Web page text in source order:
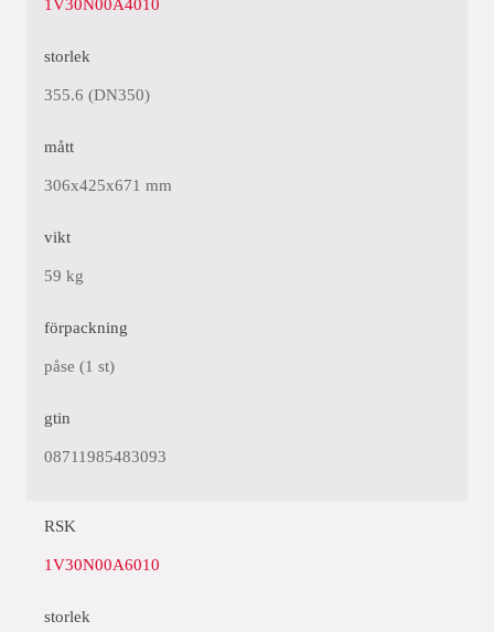
1V30N00A4010
storlek
355.6 (DN350)
mått
306x425x671 mm
vikt
59 kg
förpackning
påse (1 st)
gtin
08711985483093
RSK
1V30N00A6010
storlek